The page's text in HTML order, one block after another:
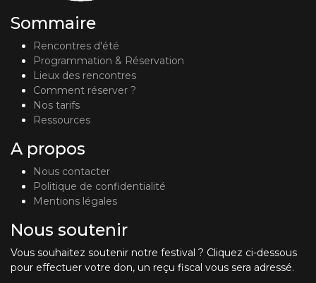
Sommaire
Rencontres d'été
Programmation & Réservation
Lieux des rencontres
Comment réserver ?
Nos tarifs
Ressources
A propos
Nous contacter
Politique de confidentialité
Mentions légales
Nous soutenir
Vous souhaitez soutenir notre festival ? Cliquez ci-dessous
pour effectuer votre don, un reçu fiscal vous sera adressé.